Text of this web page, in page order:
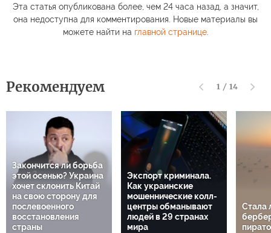
Эта статья опубликована более, чем 24 часа назад, а значит,
она недоступна для комментирования. Новые материалы вы
можете найти на главной странице.
Рекомендуем 1 / 14
Закончится ли борьба
этой осенью? Украина
хочет склонить Китай
на свою сторону для
послевоенного
восстановления
страны
Экспорт криминала.
Как украинские
мошеннические колл-
центры обманывают
людей в 29 странах
мира
Стала